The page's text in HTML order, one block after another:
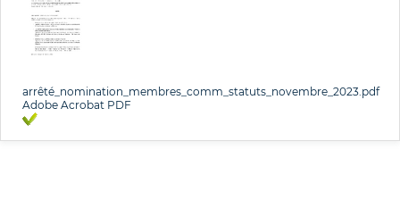
arrêté_nomination_membres_comm_statuts_novembre_2023.pdf
Adobe Acrobat PDF